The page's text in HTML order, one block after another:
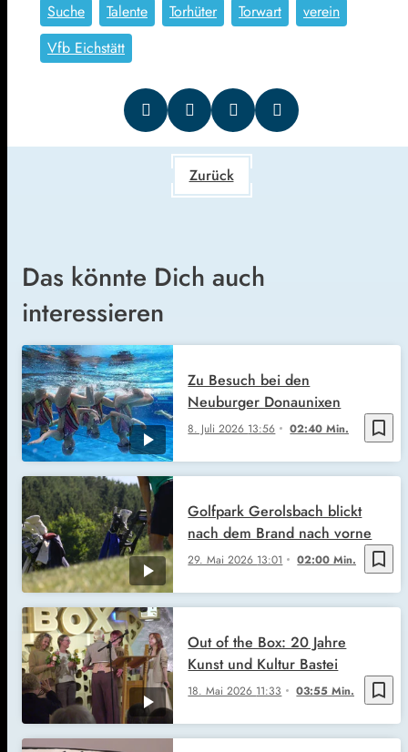
Suche
Talente Torhüter Torwart
verein
Vfb Eichstätt
Zurück
Das könnte Dich auch
interessieren
bookmark_border
8. Juli 2026 13:56 02:40 Min.
Zu Besuch bei den
Neuburger Donaunixen
bookmark_border
29. Mai 2026 13:01 02:00 Min.
Golfpark Gerolsbach blickt
nach dem Brand nach vorne
bookmark_border
18. Mai 2026 11:33 03:55 Min.
Out of the Box: 20 Jahre
Kunst und Kultur Bastei